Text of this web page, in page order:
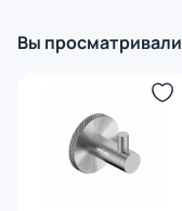
Вы просматривали